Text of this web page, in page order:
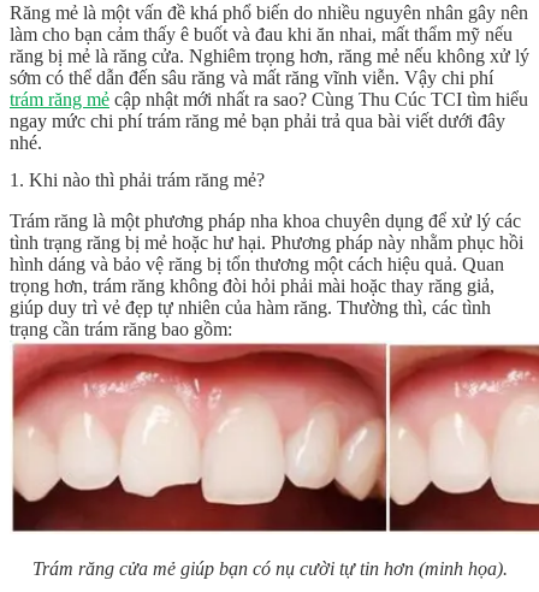
Răng mẻ là một vấn đề khá phổ biến do nhiều nguyên nhân gây nên
làm cho bạn cảm thấy ê buốt và đau khi ăn nhai, mất thẩm mỹ nếu
răng bị mẻ là răng cửa. Nghiêm trọng hơn, răng mẻ nếu không xử lý
sớm có thể dẫn đến sâu răng và mất răng vĩnh viễn. Vậy chi phí
trám răng mẻ cập nhật mới nhất ra sao? Cùng Thu Cúc TCI tìm hiểu
ngay mức chi phí trám răng mẻ bạn phải trả qua bài viết dưới đây
nhé.
1. Khi nào thì phải trám răng mẻ?
Trám răng là một phương pháp nha khoa chuyên dụng để xử lý các
tình trạng răng bị mẻ hoặc hư hại. Phương pháp này nhằm phục hồi
hình dáng và bảo vệ răng bị tổn thương một cách hiệu quả. Quan
trọng hơn, trám răng không đòi hỏi phải mài hoặc thay răng giả,
giúp duy trì vẻ đẹp tự nhiên của hàm răng. Thường thì, các tình
trạng cần trám răng bao gồm:
Trám răng cửa mẻ giúp bạn có nụ cười tự tin hơn (minh họa).